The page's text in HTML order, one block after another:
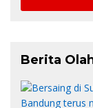
Berita